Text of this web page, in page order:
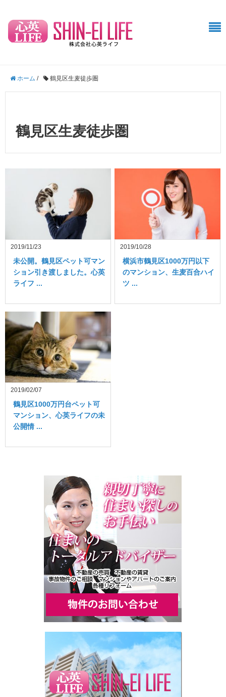
ホーム / 鶴見区生麦徒歩圏
鶴見区生麦徒歩圏
2019/11/23
未公開。鶴見区ペット可マン
ション引き渡しました。心英
ライフ ...
2019/10/28
横浜市鶴見区1000万円以下
のマンション、生麦百合ハイ
ツ ...
2019/02/07
鶴見区1000万円台ペット可
マンション、心英ライフの未
公開情 ...